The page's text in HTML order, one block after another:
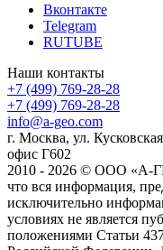
Вконтакте
Telegram
RUTUBE
Наши контакты
+7 (499) 769-28-28
+7 (499) 769-28-28
info@a-geo.com
г. Москва, ул.
офис Г602
2010 - 2026 © ООО «А-
что вся информация,
исключительно
условиях не является
положениями Статьи